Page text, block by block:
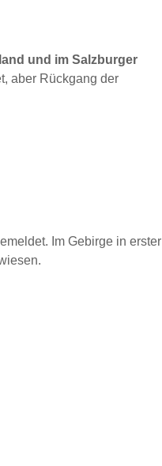
und im Salzburger
aber Rückgang der
Im Gebirge in erster